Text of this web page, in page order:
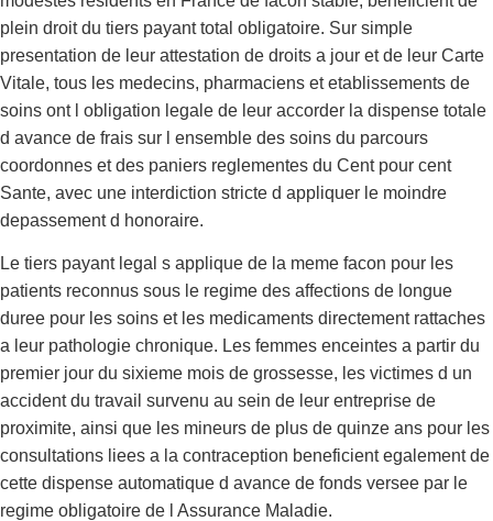
plein droit du tiers payant total obligatoire. Sur simple
presentation de leur attestation de droits a jour et de leur Carte
Vitale, tous les medecins, pharmaciens et etablissements de
soins ont l obligation legale de leur accorder la dispense totale
d avance de frais sur l ensemble des soins du parcours
coordonnes et des paniers reglementes du Cent pour cent
Sante, avec une interdiction stricte d appliquer le moindre
depassement d honoraire.
Le tiers payant legal s applique de la meme facon pour les
patients reconnus sous le regime des affections de longue
duree pour les soins et les medicaments directement rattaches
a leur pathologie chronique. Les femmes enceintes a partir du
premier jour du sixieme mois de grossesse, les victimes d un
accident du travail survenu au sein de leur entreprise de
proximite, ainsi que les mineurs de plus de quinze ans pour les
consultations liees a la contraception beneficient egalement de
cette dispense automatique d avance de fonds versee par le
regime obligatoire de l Assurance Maladie.